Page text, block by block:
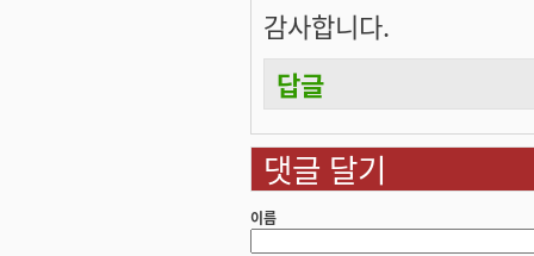
감사합니다.
답글
댓글 달기
이름